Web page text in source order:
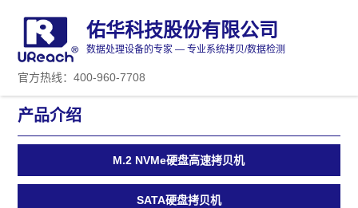
佑华科技股份有限公司
数据处理设备的专家 — 专业系统拷贝/数据检测
官方热线：400-960-7708
产品介绍
M.2 NVMe硬盘高速拷贝机
SATA硬盘拷贝机